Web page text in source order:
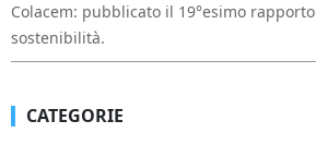
Colacem: pubblicato il 19°esimo rapporto
sostenibilità.
CATEGORIE